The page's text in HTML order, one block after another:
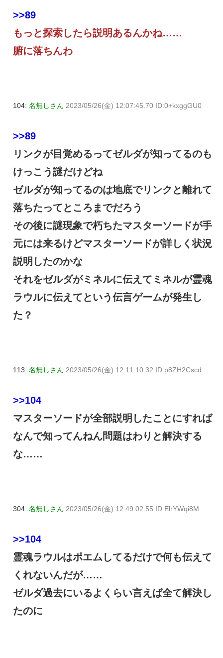
>>89
もっと探索したら説明あるんかね……
腑に落ちんわ
104: 名無しさん 2023/05/26(金) 12:07:45.70 ID:0+kxggGU0
>>89
リンクが目覚めるってゼルダが知ってるのも
けっこう謎だけどね
ゼルダが知ってるのは地底でリンクと離れて
落ちたってところまでだろう
その後に謎現象で朽ちたマスターソードが手
元には来るけどマスターソードが詳しく状況
説明したのかな
それをゼルダがミネルに伝えてミネルが霊魂
ラウルに伝えてという伝言ゲームが発生し
た？
113: 名無しさん 2023/05/26(金) 12:11:10.32 ID:p8ZH2Cscd
>>104
マスターソードが全部説明したことにすれば
なんで知ってんねん問題はわりと解決する
な……
304: 名無しさん 2023/05/26(金) 12:49:02.55 ID:ElrYWqi8M
>>104
霊魂ラウルはポエムしてるだけで何も伝えて
くれないんだが……
ゼルダ過去にいるよくらい言えば全て解決し
たのに